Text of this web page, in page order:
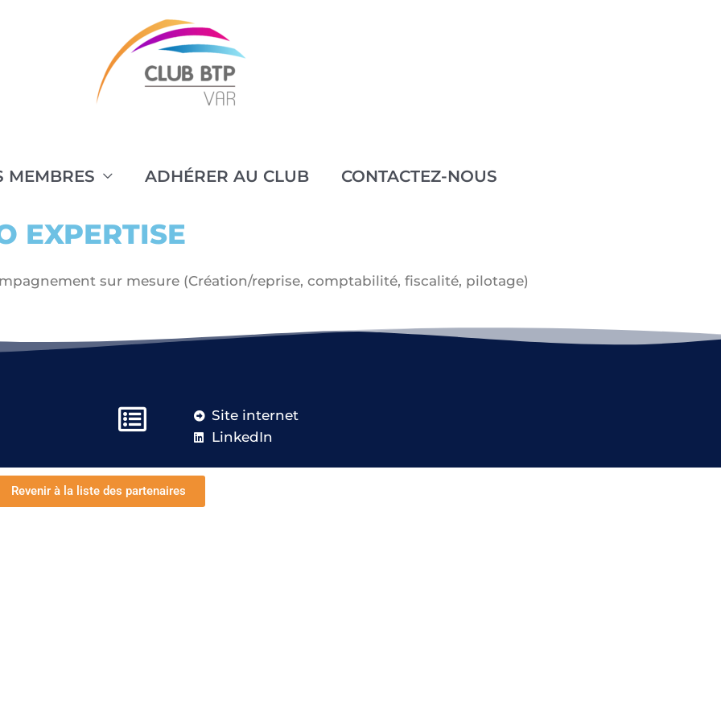
MEMBRES ADHÉRER AU CLUB CONTACTEZ-NOUS
EXPERTISE
sur mesure (Création/reprise, comptabilité, fiscalité, pilotage)
Site internet
LinkedIn
Revenir à la liste des partenaires